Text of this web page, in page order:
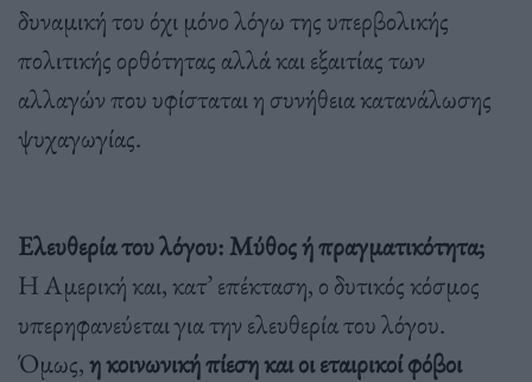
δυναμική του όχι μόνο λόγω της υπερβολικής
πολιτικής ορθότητας αλλά και εξαιτίας των
αλλαγών που υφίσταται η συνήθεια κατανάλωσης
ψυχαγωγίας.
Ελευθερία του λόγου: Μύθος ή πραγματικότητα;
Η Αμερική και, κατ’ επέκταση, ο δυτικός κόσμος
υπερηφανεύεται για την ελευθερία του λόγου.
Όμως,η κοινωνική πίεση και οι εταιρικοί φόβοι